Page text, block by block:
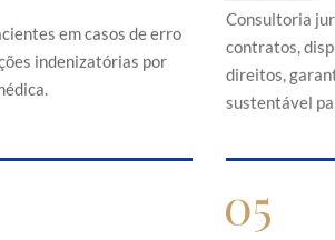
em casos de erro
indenizatórias por
saúde, e ações
ou má prática
Consultoria
contratos,
direitos,
sustentável
ativos